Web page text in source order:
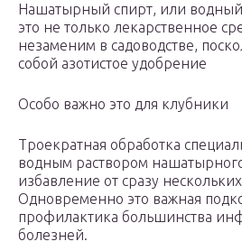
Нашатырный спирт, или водный
это не только лекарственное
незаменим в садоводстве,
собой азотистое удобрение
Особо важно это для клубники
Троекратная обработка
водным раствором
избавление от сразу
Одновременно это важная
профилактика большинства
болезней.